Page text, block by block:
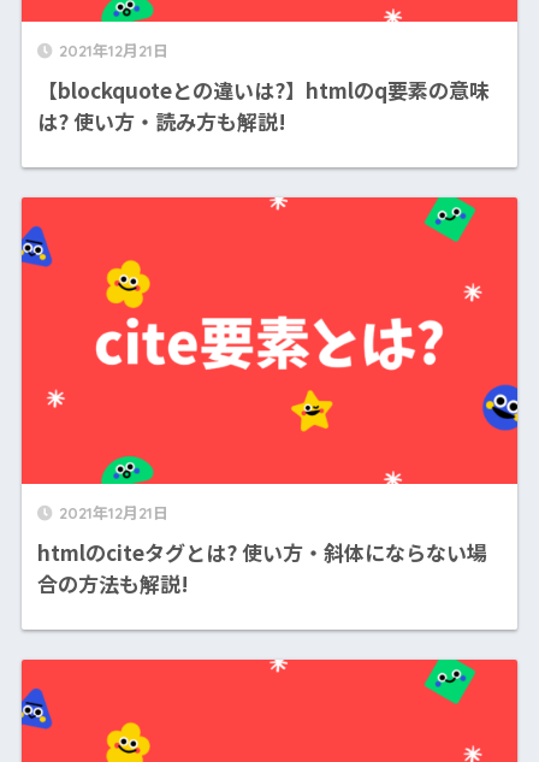
2021年12月21日
【blockquoteとの違いは?】htmlのq要素の意味
は? 使い方・読み方も解説!
2021年12月21日
htmlのciteタグとは? 使い方・斜体にならない場
合の方法も解説!